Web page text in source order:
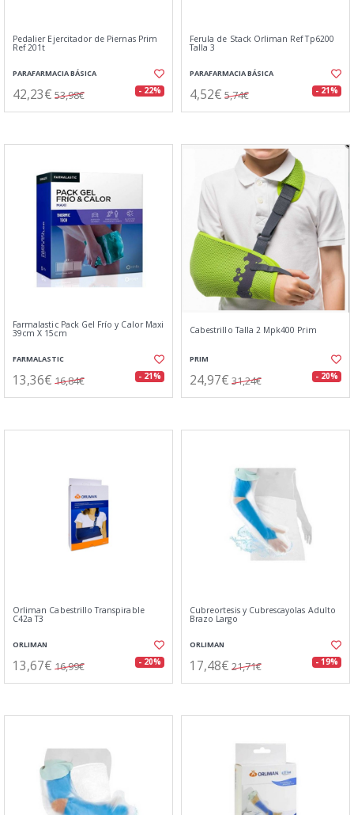
Pedalier Ejercitador de Piernas Prim
Ref 201t
PARAFARMACIA BÁSICA
42,23€ 53,98€ - 22%
Ferula de Stack Orliman Ref Tp6200
Talla 3
PARAFARMACIA BÁSICA
4,52€ 5,74€ - 21%
Farmalastic Pack Gel Frío y Calor Maxi
39cm X 15cm
FARMALASTIC
13,36€ 16,84€ - 21%
Cabestrillo Talla 2 Mpk400 Prim
PRIM
24,97€ 31,24€ - 20%
Orliman Cabestrillo Transpirable
C42a T3
ORLIMAN
13,67€ 16,99€ - 20%
Cubreortesis y Cubrescayolas Adulto
Brazo Largo
ORLIMAN
17,48€ 21,71€ - 19%